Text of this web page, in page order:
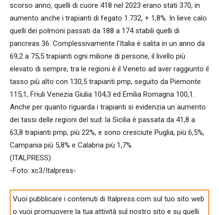
scorso anno, quelli di cuore 418 nel 2023 erano stati 370, in
aumento anche i trapianti di fegato 1.732, + 1,8%. In lieve calo
quelli dei polmoni passati da 188 a 174 stabili quelli di
pancreas 36. Complessivamente l’Italia è salita in un anno da
69,2 a 75,5 trapianti ogni milione di persone, il livello più
elevato di sempre, tra le regioni è il Veneto ad aver raggiunto il
tasso più alto con 130,5 trapianti pmp, seguito da Piemonte
115,1, Friuli Venezia Giulia 104,3 ed Emilia Romagna 100,1.
Anche per quanto riguarda i trapianti si evidenzia un aumento
dei tassi delle regioni del sud: la Sicilia è passata da 41,8 a
63,8 trapianti pmp, più 22%, e sono cresciute Puglia, più 6,5%,
Campania più 5,8% e Calabria più 1,7%.
(ITALPRESS).
-Foto: xc3/Italpress-
Vuoi pubblicare i contenuti di Italpress.com sul tuo sito web
o vuoi promuovere la tua attività sul nostro sito e su quelli